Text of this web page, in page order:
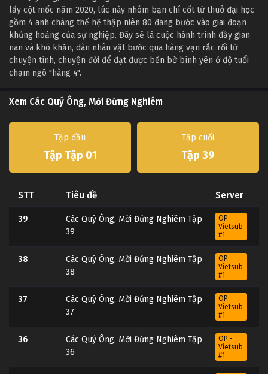
lấy cột mốc năm 2020, lúc này nhóm bạn chí cốt từ thuở đại học
gồm 4 anh chàng thế hệ thập niên 80 đang bước vào giai đoạn
khủng hoảng của sự nghiệp. Đây sẽ là cuộc hành trình đầy gian
nan và khó khăn, dàn nhân vật bước qua hàng vạn rắc rối từ
chuyện tình, chuyện đời để đạt được bến bờ bình yên ở độ tuổi
chạm ngõ "hàng 4".
Xem Các Quý Ông, Mời Đứng Nghiêm
Tập đầu
Tập Tập 01
Tập cuối
Tập 39
STT Tiêu đề Server
39
Các Quý Ông, Mời Đứng Nghiêm Tập
39
OP -
Vietsub
#1
38
Các Quý Ông, Mời Đứng Nghiêm Tập
38
OP -
Vietsub
#1
37
Các Quý Ông, Mời Đứng Nghiêm Tập
37
OP -
Vietsub
#1
36
Các Quý Ông, Mời Đứng Nghiêm Tập
36
OP -
Vietsub
#1